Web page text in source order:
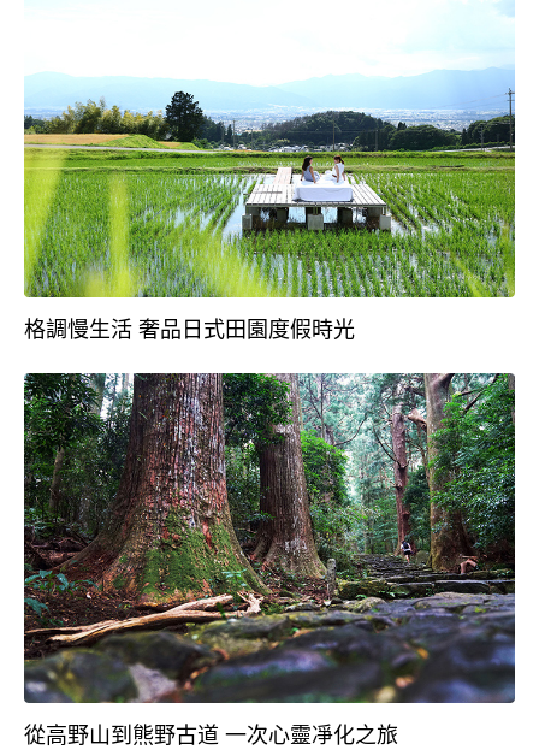
格調慢生活 奢品日式田園度假時光
從高野山到熊野古道 一次心靈凈化之旅